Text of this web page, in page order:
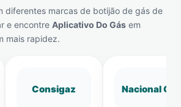
diferentes marcas de botijão de gás de
e encontre Aplicativo Do Gás em
mais rapidez.
Consigaz Nacional Gás